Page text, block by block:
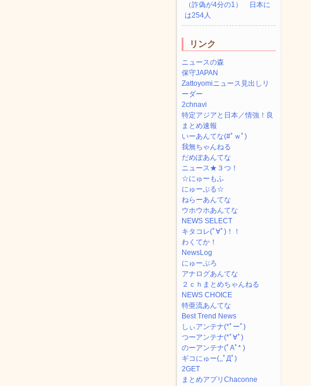
（詐偽が4分の1） 日本に
は254人
リンク
ニュースの森
保守JAPAN
Zattoyomiニュース見出しリ
ーダー
2chnavi
特定アジアと日本／情強！良
まとめ速報
いーあんてな(#ﾟｗﾟ)
我無ちゃんねる
だめぽあんてな
ニュース★３つ！
☆にゅーもふ
にゅーぷる☆
ねらーあんてな
ウホウホあんてな
NEWS SELECT
キタコレ(ﾟ∀ﾟ)！！
わくてか！
NewsLog
にゅーぷろ
アナログあんてな
２ｃｈまとめちゃんねる
NEWS CHOICE
特亜流あんてな
Best Trend News
しぃアンテナ(*ﾟーﾟ)
つーアンテナ(*ﾟ∀ﾟ)
のーアンテナ(ﾟAﾟ* )
ギコにゅー(,,ﾟДﾟ)
2GET
まとめアプリChaconne